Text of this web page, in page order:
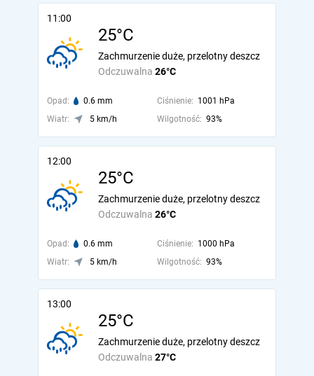
11:00
25°C
Odczuwalna 26°C
Zachmurzenie duże, przelotny deszcz
Opad: 0.6 mm Ciśnienie: 1001 hPa
Wiatr:
5 km/h Wilgotność: 93%
12:00
25°C
Odczuwalna 26°C
Zachmurzenie duże, przelotny deszcz
Opad: 0.6 mm Ciśnienie: 1000 hPa
Wiatr:
5 km/h Wilgotność: 93%
13:00
25°C
Odczuwalna 27°C
Zachmurzenie duże, przelotny deszcz